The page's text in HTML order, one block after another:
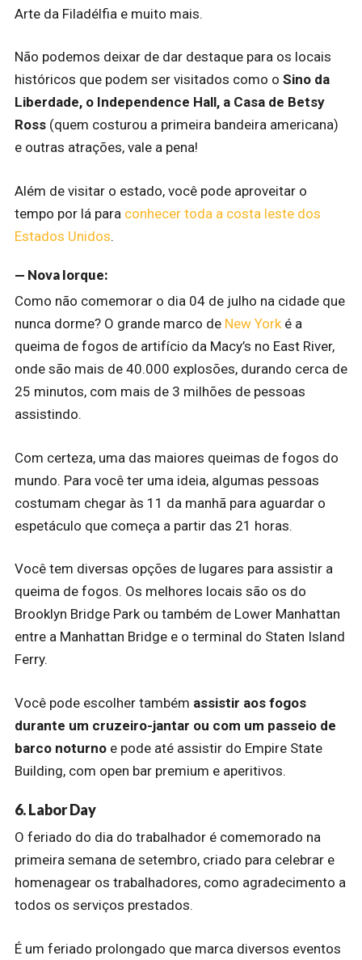
Arte da Filadélfia e muito mais.
Não podemos deixar de dar destaque para os locais
históricos que podem ser visitados como o Sino da
Liberdade, o Independence Hall, a Casa de Betsy
Ross (quem costurou a primeira bandeira americana)
e outras atrações, vale a pena!
Além de visitar o estado, você pode aproveitar o
tempo por lá para conhecer toda a costa leste dos
Estados Unidos.
— Nova Iorque:
Como não comemorar o dia 04 de julho na cidade que
nunca dorme? O grande marco de New York é a
queima de fogos de artifício da Macy’s no East River,
onde são mais de 40.000 explosões, durando cerca de
25 minutos, com mais de 3 milhões de pessoas
assistindo.
Com certeza, uma das maiores queimas de fogos do
mundo. Para você ter uma ideia, algumas pessoas
costumam chegar às 11 da manhã para aguardar o
espetáculo que começa a partir das 21 horas.
Você tem diversas opções de lugares para assistir a
queima de fogos. Os melhores locais são os do
Brooklyn Bridge Park ou também de Lower Manhattan
entre a Manhattan Bridge e o terminal do Staten Island
Ferry.
Você pode escolher também assistir aos fogos
durante um cruzeiro-jantar ou com um passeio de
barco noturno e pode até assistir do Empire State
Building, com open bar premium e aperitivos.
6. Labor Day
O feriado do dia do trabalhador é comemorado na
primeira semana de setembro, criado para celebrar e
homenagear os trabalhadores, como agradecimento a
todos os serviços prestados.
É um feriado prolongado que marca diversos eventos